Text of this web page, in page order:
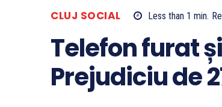
CLUJ SOCIAL Less than 1 min.
Telefon furat
Prejudiciu de